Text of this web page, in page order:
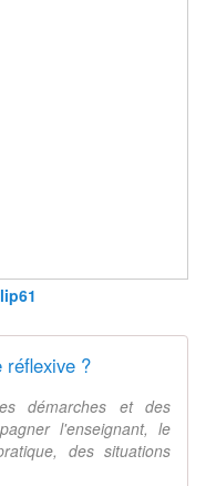
réflexive ?
démarches et des
l'enseignant, le
des situations